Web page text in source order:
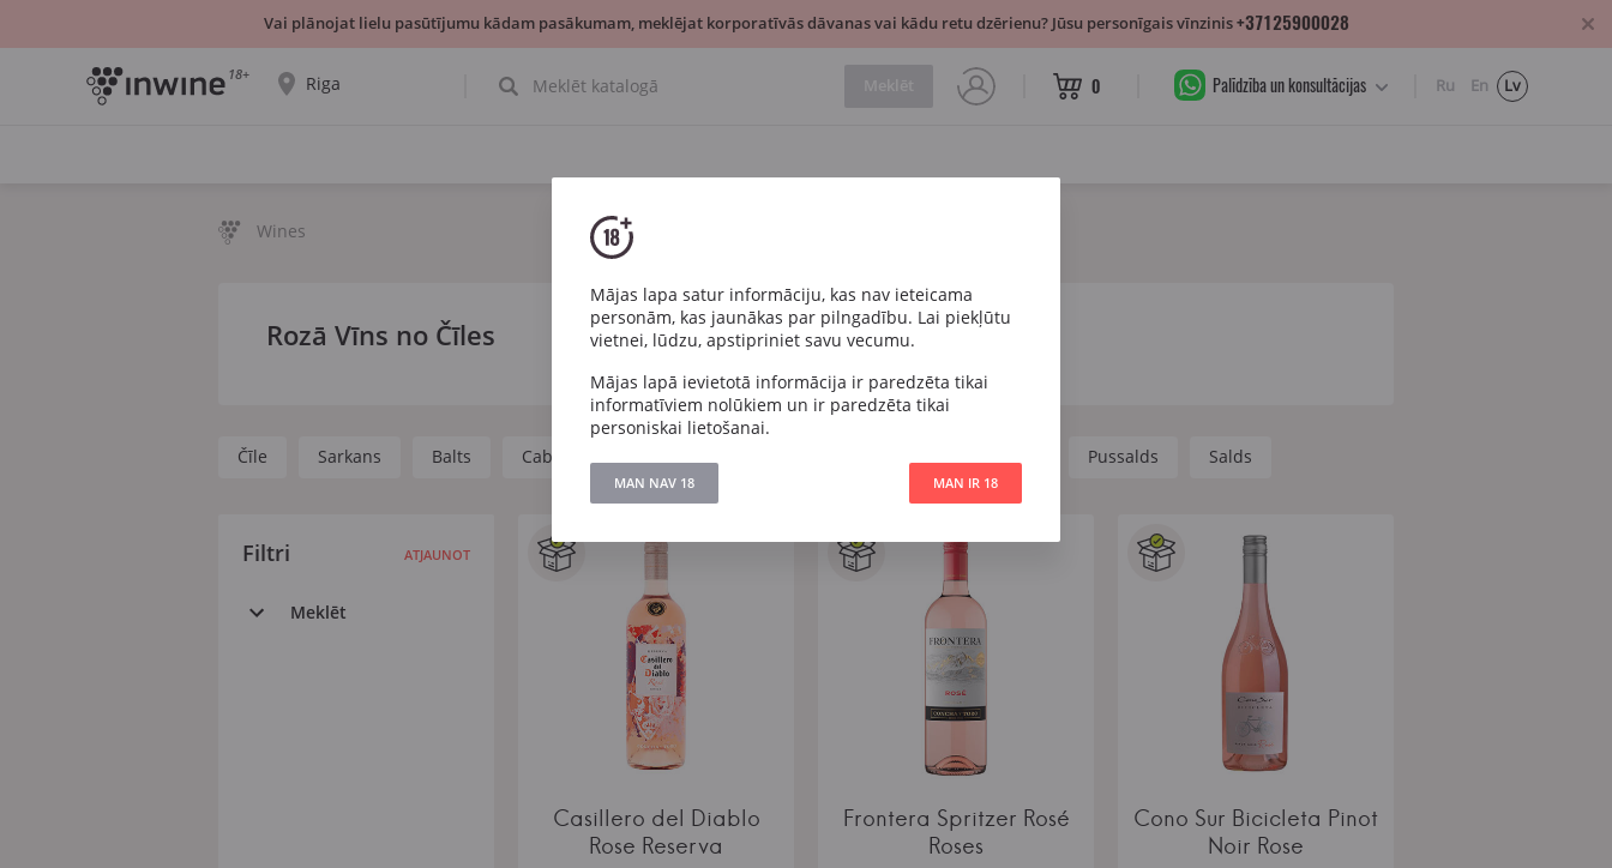
18+ Riga 0 Palīdzība un konsultācijas Ru En Lv
Wines
Rozā Vīns no Čīles
Čīle Sarkans Balts Cabernet Sauvignon Pussalds Salds
Filtri ATJAUNOT
Meklēt
Casillero del Diablo
Rose Reserva
Frontera Spritzer Rosé
Roses
Cono Sur Bicicleta Pinot
Noir Rose
Mājas lapa satur informāciju, kas nav ieteicama
personām, kas jaunākas par pilngadību. Lai piekļūtu
vietnei, lūdzu, apstipriniet savu vecumu.
Mājas lapā ievietotā informācija ir paredzēta tikai
informatīviem nolūkiem un ir paredzēta tikai
personiskai lietošanai.
MAN NAV 18 MAN IR 18
Vai plānojat lielu pasūtījumu kādam pasākumam, meklējat korporatīvās dāvanas vai kādu retu dzērienu? Jūsu personīgais vīnzinis+37125900028